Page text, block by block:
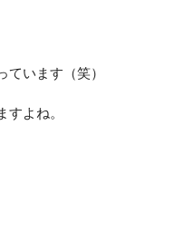
います（笑）
よね。